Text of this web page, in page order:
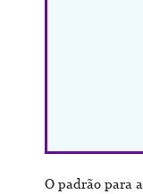
O padrão para